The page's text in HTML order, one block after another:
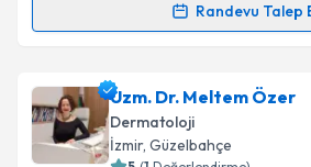
Randevu Talep
için bir takvim hazırlandığında e-
bilgilendireceğiz.
E-posta Adresiniz
Uzm. Dr. Meltem Özer
Dermatoloji
İzmir, Güzelbahçe